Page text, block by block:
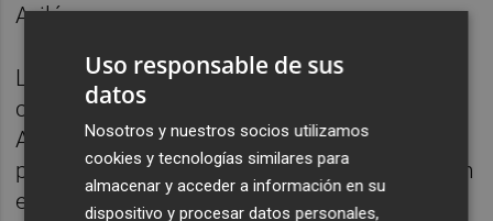
Avilés.
La presentación concluyó con el firme
compromiso de Renovalia con Villar del
Arzobispo y sus ciudadanos, como
principales beneficiarios de esta inversión en
energía limpia. El objetivo es que el
Uso responsable de sus
datos
Nosotros y nuestros socios utilizamos
cookies y tecnologías similares para
almacenar y acceder a información en su
dispositivo y procesar datos personales,